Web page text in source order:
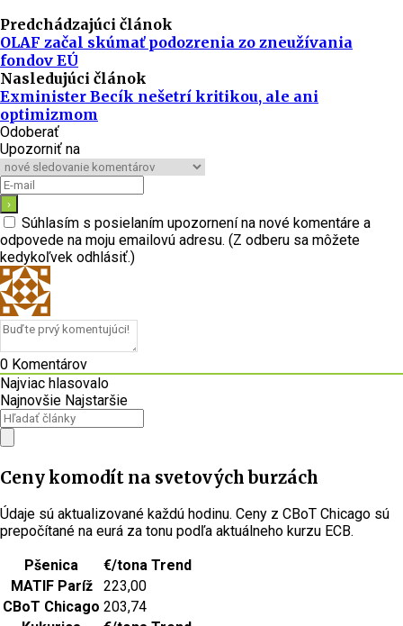
Predchádzajúci článok
OLAF začal skúmať podozrenia zo zneužívania
fondov EÚ
Nasledujúci článok
Exminister Becík nešetrí kritikou, ale ani
optimizmom
Odoberať
Upozorniť na
Súhlasím s posielaním upozornení na nové komentáre a
odpovede na moju emailovú adresu. (Z odberu sa môžete
kedykoľvek odhlásiť.)
0 Komentárov
Najviac hlasovalo
Najnovšie Najstaršie
Ceny komodít na svetových burzách
Údaje sú aktualizované každú hodinu. Ceny z CBoT Chicago sú
prepočítané na eurá za tonu podľa aktuálneho kurzu ECB.
Pšenica
€/tona Trend
MATIF Paríž
223,00
CBoT Chicago 203,74